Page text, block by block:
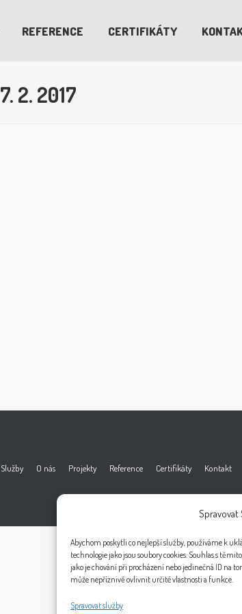
Spravovat
Abychom poskytli co nejlepší služby, používáme k
technologie jako jsou soubory cookies. Souhlas s
jako je chování při procházení nebo jedinečná ID na
může nepříznivě ovlivnit určité vlastnosti a funkce.
Spravovat služby
REFERENCE CERTIFIKÁTY
7. 2. 2017
Služby O nás Projekty Reference Certifikáty Kontakt